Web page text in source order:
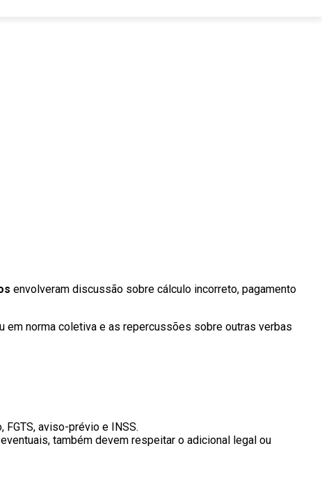
envolveram discussão sobre cálculo incorreto, pagamento
norma coletiva e as repercussões sobre outras verbas
aviso-prévio e INSS.
também devem respeitar o adicional legal ou